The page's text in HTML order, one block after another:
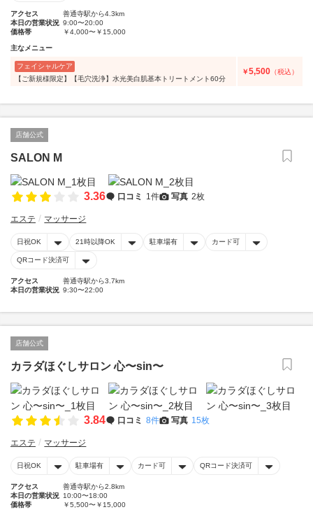
アクセス
善通寺駅から4.3km
本日の営業状況 9:00〜20:00
価格帯
￥4,000〜￥15,000
主なメニュー
フェイシャルケア
【ご新規様限定】【毛穴洗浄】水光美白肌基本トリートメント60分
￥5,500 （税込）
店舗公式
SALON M
3.36 口コミ 1件 写真 2枚
エステ マッサージ
日祝OK 21時以降OK 駐車場有 カード可
QRコード決済可
アクセス
善通寺駅から3.7km
本日の営業状況 9:30〜22:00
店舗公式
カラダほぐしサロン 心〜sin〜
3.84 口コミ 8件 写真 15枚
エステ マッサージ
日祝OK 駐車場有 カード可 QRコード決済可
アクセス
善通寺駅から2.8km
本日の営業状況 10:00〜18:00
価格帯
￥5,500〜￥15,000